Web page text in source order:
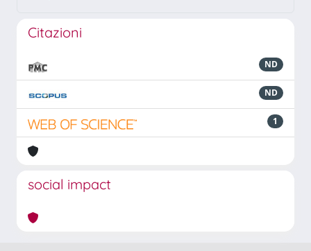
Citazioni
ND
ND
1
social impact